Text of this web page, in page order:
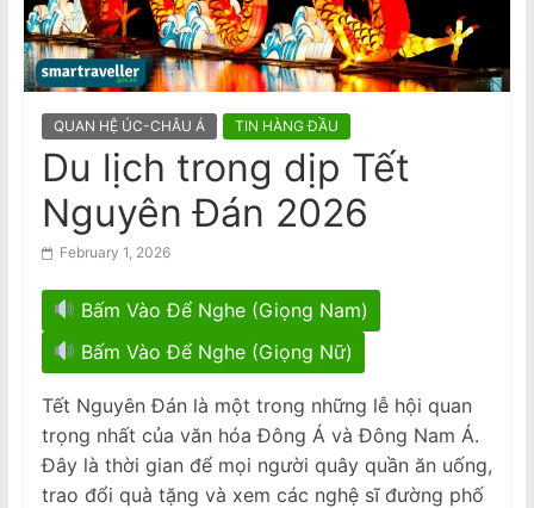
a
m
s
N
s
p
a
p
e
r
Chuyến thăm Úc của Tổng Bí thư
kiêm Chủ tịch Đảng Cộng Sản Việt
Nam
QUAN HỆ ÚC-CHÂU Á TIN HÀNG ĐẦU
Du lịch trong dịp Tết
Nguyên Đán 2026
February 1, 2026
Bấm Vào Để Nghe (Giọng Nam)
Bấm Vào Để Nghe (Giọng Nữ)
Tết Nguyên Đán là một trong những lễ hội quan
trọng nhất của văn hóa Đông Á và Đông Nam Á.
Đây là thời gian để mọi người quây quần ăn uống,
trao đổi quà tặng và xem các nghệ sĩ đường phố